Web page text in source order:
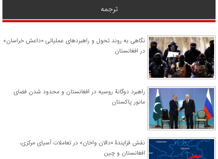
ترجمه
نگاهی به روند تحول و راهبردهای عملیاتی «داعش خراسان»
در افغانستان
راهبرد دوگانۀ روسیه در افغانستان و محدود شدن فضای
مانور پاکستان
نقش فزایندۀ «دالان واخان» در تعاملات آسیای مرکزی،
افغانستان و چین